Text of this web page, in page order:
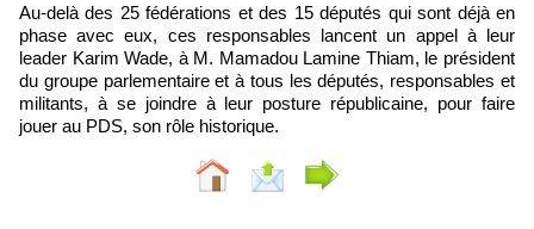
Au-delà des 25 fédérations et des 15 députés qui sont déjà en
phase avec eux, ces responsables lancent un appel à leur
leader Karim Wade, à M. Mamadou Lamine Thiam, le président
du groupe parlementaire et à tous les députés, responsables et
militants, à se joindre à leur posture républicaine, pour faire
jouer au PDS, son rôle historique.